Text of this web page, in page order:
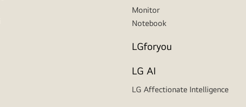
Monitor
Notebook
LGforyou
LG AI
LG Affectionate Intelligence